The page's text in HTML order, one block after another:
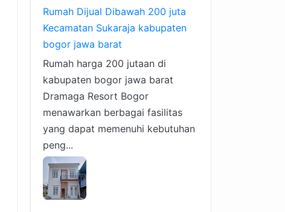
Rumah Dijual Dibawah 200 juta
Kecamatan Sukaraja kabupaten
bogor jawa barat
Rumah harga 200 jutaan di
kabupaten bogor jawa barat
Dramaga Resort Bogor
menawarkan berbagai fasilitas
yang dapat memenuhi kebutuhan
peng...